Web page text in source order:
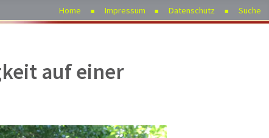
Home Impressum Datenschutz Suche
auf einer